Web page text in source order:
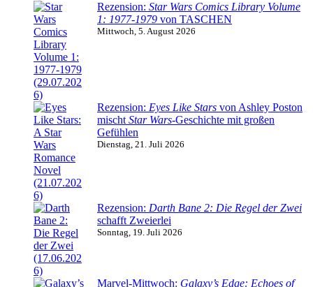
Rezension: Star Wars Comics Library Volume
1: 1977-1979 von TASCHEN
Mittwoch, 5. August 2026
Rezension: Eyes Like Stars von Ashley Poston
mischt Star Wars-Geschichte mit großen
Gefühlen
Dienstag, 21. Juli 2026
Rezension: Darth Bane 2: Die Regel der Zwei
schafft Zweierlei
Sonntag, 19. Juli 2026
Marvel-Mittwoch: Galaxy’s Edge: Echoes of